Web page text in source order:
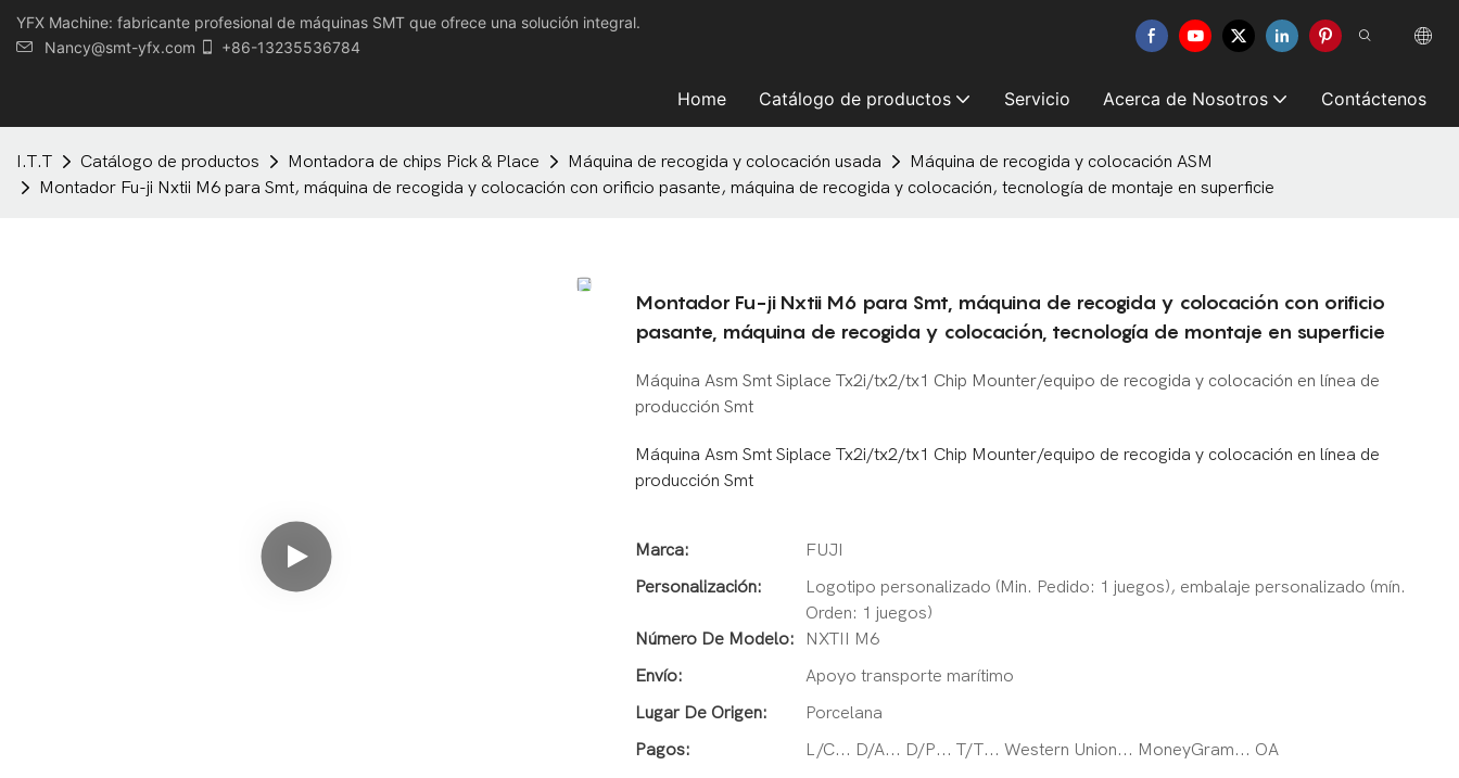
YFX Machine: fabricante profesional de máquinas SMT que ofrece una solución integral.
Nancy@smt-yfx.com
+86-13235536784
Home Catálogo de productos Servicio Acerca de Nosotros Contáctenos
I.T.T Catálogo de productos Montadora de chips Pick & Place Máquina de recogida y colocación usada
Máquina de recogida y colocación ASM
Montador Fu-ji Nxtii M6 para Smt, máquina de recogida y colocación con orificio pasante, máquina de recogida y colocación, tecnología de montaje en superficie
Montador Fu-ji Nxtii M6 para Smt, máquina de recogida y colocación con orificio
pasante, máquina de recogida y colocación, tecnología de montaje en superficie
Máquina Asm Smt Siplace Tx2i/tx2/tx1 Chip Mounter/equipo de recogida y colocación en línea de
producción Smt
Máquina Asm Smt Siplace Tx2i/tx2/tx1 Chip Mounter/equipo de recogida y colocación en línea de
producción Smt
Marca:
FUJI
Personalización:
Logotipo personalizado (Min. Pedido: 1 juegos), embalaje personalizado (mín.
Orden: 1 juegos)
Número De Modelo:
NXTII M6
Envío:
Apoyo transporte marítimo
Lugar De Origen:
Porcelana
Pagos:
L/C... D/A... D/P... T/T... Western Union... MoneyGram... OA